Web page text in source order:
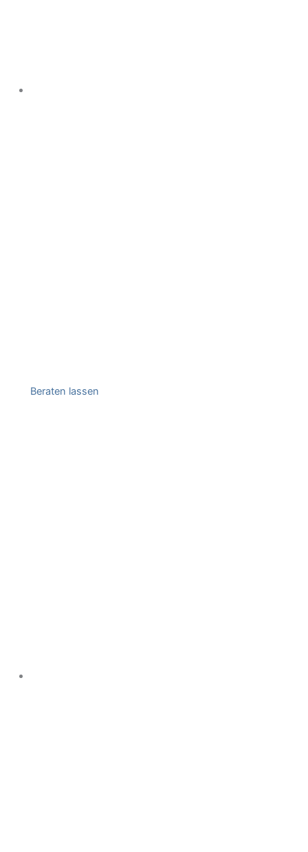
Beraten lassen